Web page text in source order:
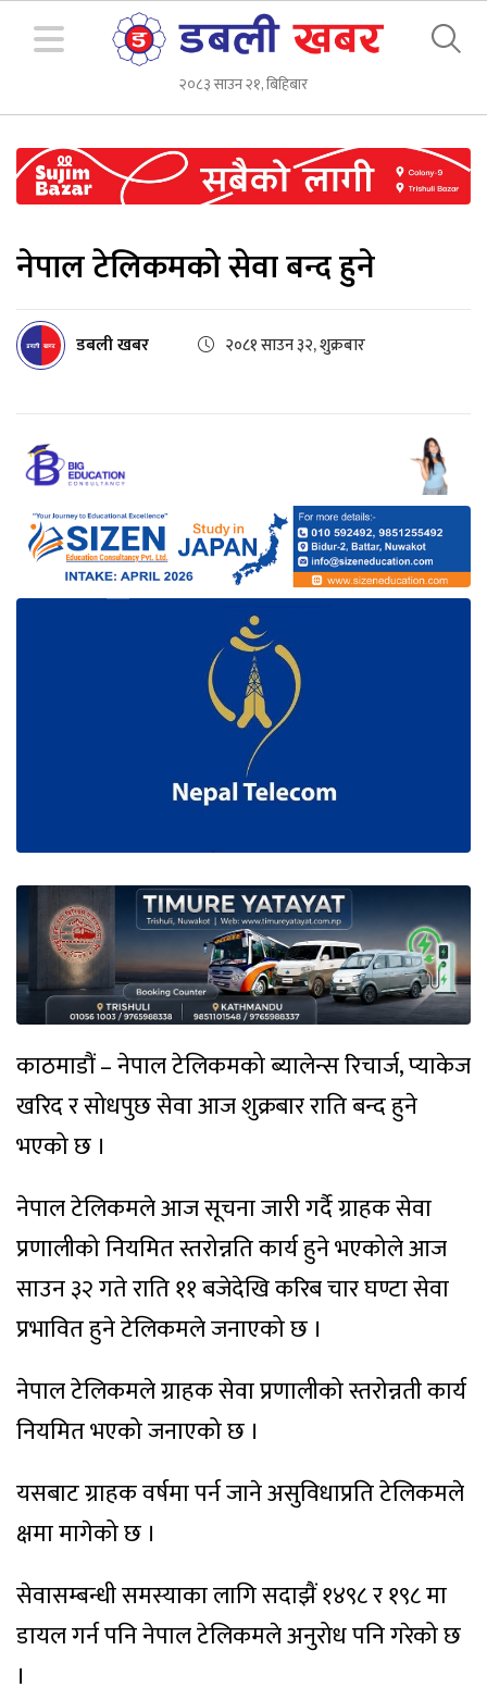
२०८३ साउन २१, बिहिबार
नेपाल टेलिकमको सेवा बन्द हुने
डबली खबर २०८१ साउन ३२, शुक्रबार
काठमाडौं – नेपाल टेलिकमको ब्यालेन्स रिचार्ज, प्याकेज
खरिद र सोधपुछ सेवा आज शुक्रबार राति बन्द हुने
भएको छ ।
नेपाल टेलिकमले आज सूचना जारी गर्दै ग्राहक सेवा
प्रणालीको नियमित स्तरोन्नति कार्य हुने भएकोले आज
साउन ३२ गते राति ११ बजेदेखि करिब चार घण्टा सेवा
प्रभावित हुने टेलिकमले जनाएको छ ।
नेपाल टेलिकमले ग्राहक सेवा प्रणालीको स्तरोन्नती कार्य
नियमित भएको जनाएको छ ।
यसबाट ग्राहक वर्षमा पर्न जाने असुविधाप्रति टेलिकमले
क्षमा मागेको छ ।
सेवासम्बन्धी समस्याका लागि सदाझैं १४९८ र १९८ मा
डायल गर्न पनि नेपाल टेलिकमले अनुरोध पनि गरेको छ
।